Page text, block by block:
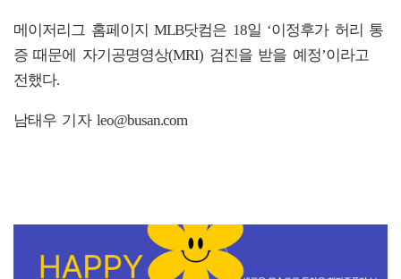
메이저리그 홈페이지 MLB닷컴은 18일 ‘이정후가 허리 통
증 때문에 자기공명영상(MRI) 검진을 받을 예정’이라고
전했다.
남태우 기자 leo@busan.com